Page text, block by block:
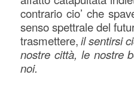
contrario cio’ che
senso spettrale del
trasmettere,il sentirsi
nostre città, le nostre
noi.